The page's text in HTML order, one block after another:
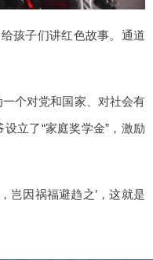
孩子们讲红色故事。通道
个对党和国家、对社会有
立了“家庭奖学金”，激励
岂因祸福避趋之’，这就是